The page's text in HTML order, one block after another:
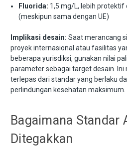
Fluorida: 1,5 mg/L, lebih protektif
(meskipun sama dengan UE)
Implikasi desain: Saat merancang
proyek internasional atau fasilitas
beberapa yurisdiksi, gunakan nilai
parameter sebagai target desain.
terlepas dari standar yang berlaku
perlindungan kesehatan maksimum.
Bagaimana Standar
Ditegakkan